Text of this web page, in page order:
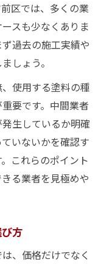
区では、多くの業
スも少なくありま
過去の施工実績や
しょう。
使用する塗料の種
要です。中間業者
生しているか明確
いないかを確認す
これらのポイント
る業者を見極めや
方
、価格だけでなく